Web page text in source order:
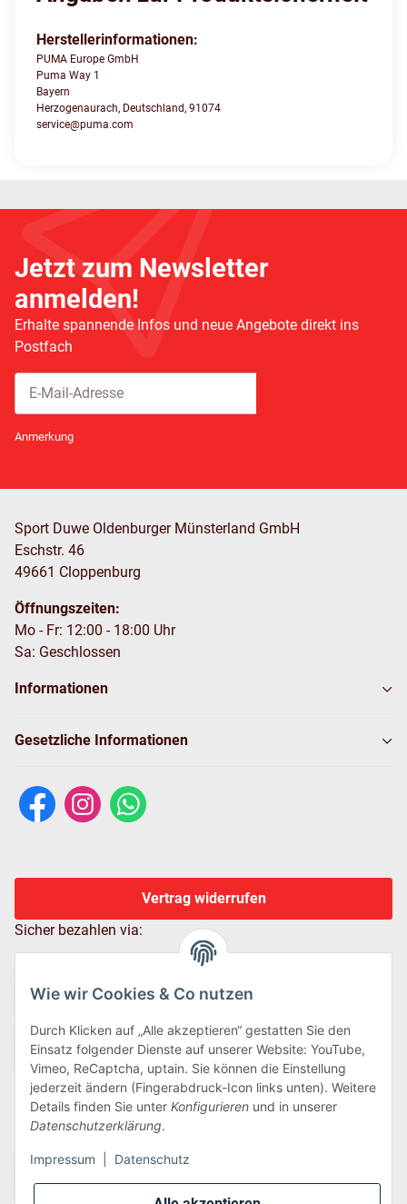
Wie wir Cookies & Co nutzen
Durch Klicken auf „Alle akzeptieren“ gestatten Sie den
Einsatz folgender Dienste auf unserer Website: YouTube,
Vimeo, ReCaptcha, uptain. Sie können die Einstellung
jederzeit ändern (Fingerabdruck-Icon links unten). Weitere
Details finden Sie unter Konfigurieren und in unserer
Datenschutzerklärung.
Impressum Datenschutz
Herstellerinformationen:
PUMA Europe GmbH
Puma Way 1
Bayern
Herzogenaurach, Deutschland, 91074
service@puma.com
Jetzt zum Newsletter
anmelden!
Erhalte spannende Infos und neue Angebote direkt ins
Postfach
Anmerkung
Sport Duwe Oldenburger Münsterland GmbH
Eschstr. 46
49661 Cloppenburg
Öffnungszeiten:
Mo - Fr: 12:00 - 18:00 Uhr
Sa: Geschlossen
Informationen
Gesetzliche Informationen
Vertrag widerrufen
Sicher bezahlen via:
Wir versenden via: